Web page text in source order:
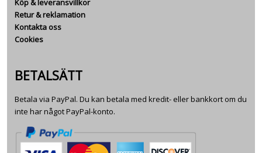
Köp & leveransvillkor
Retur & reklamation
Kontakta oss
Cookies
BETALSÄTT
Betala via PayPal. Du kan betala med kredit- eller bankkort om du
inte har något PayPal-konto.